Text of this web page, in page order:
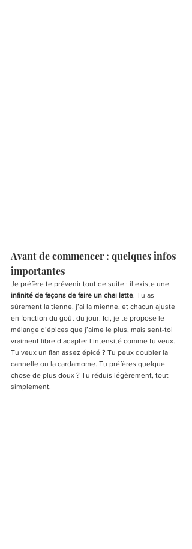
Avant de commencer : quelques infos
importantes
Je préfère te prévenir tout de suite : il existe une
infinité de façons de faire un chai latte. Tu as
sûrement la tienne, j’ai la mienne, et chacun ajuste
en fonction du goût du jour. Ici, je te propose le
mélange d’épices que j’aime le plus, mais sent-toi
vraiment libre d’adapter l’intensité comme tu veux.
Tu veux un flan assez épicé ? Tu peux doubler la
cannelle ou la cardamome. Tu préfères quelque
chose de plus doux ? Tu réduis légèrement, tout
simplement.